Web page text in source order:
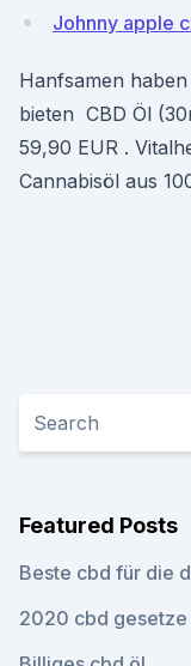
Johnny apple
Hanfsamen
bieten CBD Öl
59,90 EUR .
Cannabisöl aus
Featured Posts
Beste cbd für die
2020 cbd gesetze